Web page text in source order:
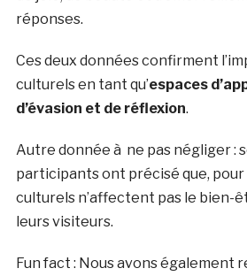
réponses.
Ces deux données confirment
culturels en tant qu’espaces
d’évasion et de réflexion.
Autre donnée à ne pas négliger :
participants ont précisé que, pour
culturels n’affectent pas le bien-
leurs visiteurs.
Fun fact : Nous avons également